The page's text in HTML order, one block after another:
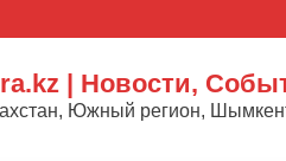
| Новости,
Южный регион,